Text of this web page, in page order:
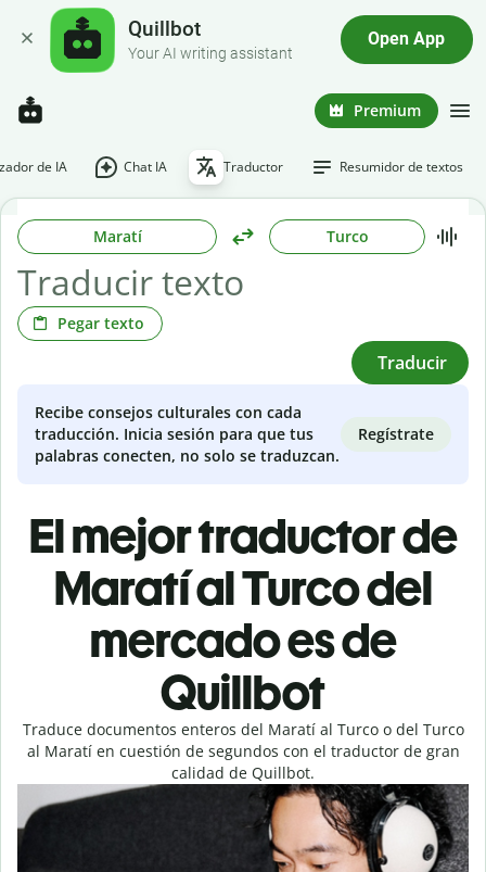
Quillbot
Your AI writing assistant
Open App
Premium
de IA Chat IA Traductor Resumidor de textos
Maratí Turco
Pegar texto
Traducir
Recibe consejos culturales con cada
traducción. Inicia sesión para que tus
palabras conecten, no solo se traduzcan.
Regístrate
El mejor traductor de
Maratí al Turco del
mercado es de
Quillbot
Traduce documentos enteros del Maratí al Turco o del Turco
al Maratí en cuestión de segundos con el traductor de gran
calidad de Quillbot.